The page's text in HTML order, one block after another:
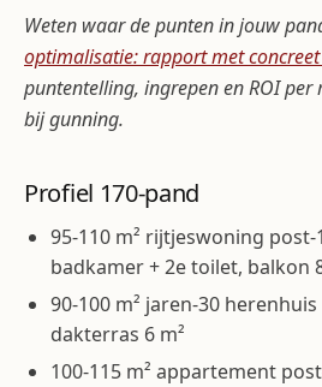
Weten waar de punten in jouw
optimalisatie: rapport met
puntentelling, ingrepen en ROI per
bij gunning.
Profiel 170-pand
95-110 m² rijtjeswoning post-
badkamer + 2e toilet, balkon
90-100 m² jaren-30
dakterras 6 m²
100-115 m² appartement